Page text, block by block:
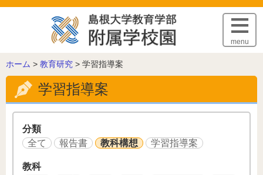
このページの本文へ
menu
こ
の
ー
ジ
ホーム > 教育研究 > 学習指導案
学習指導案
分類
全て
報告書 教科構想 学習指導案
教科